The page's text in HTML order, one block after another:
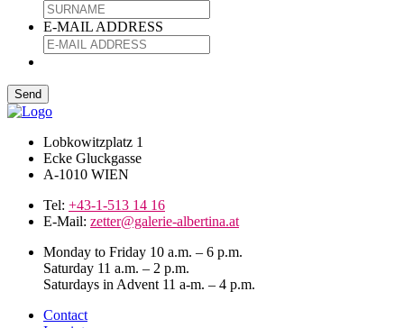
E-MAIL ADDRESS
Lobkowitzplatz 1
Ecke Gluckgasse
A-1010 WIEN
Tel: +43-1-513 14 16
E-Mail: zetter@galerie-albertina.at
Monday to Friday 10 a.m. – 6 p.m.
Saturday 11 a.m. – 2 p.m.
Saturdays in Advent 11 a-m. – 4 p.m.
Contact